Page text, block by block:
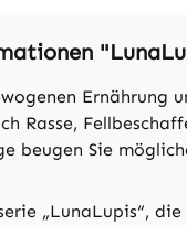
Ernährung
Rasse,
beugen Sie
„LunaLupis“,